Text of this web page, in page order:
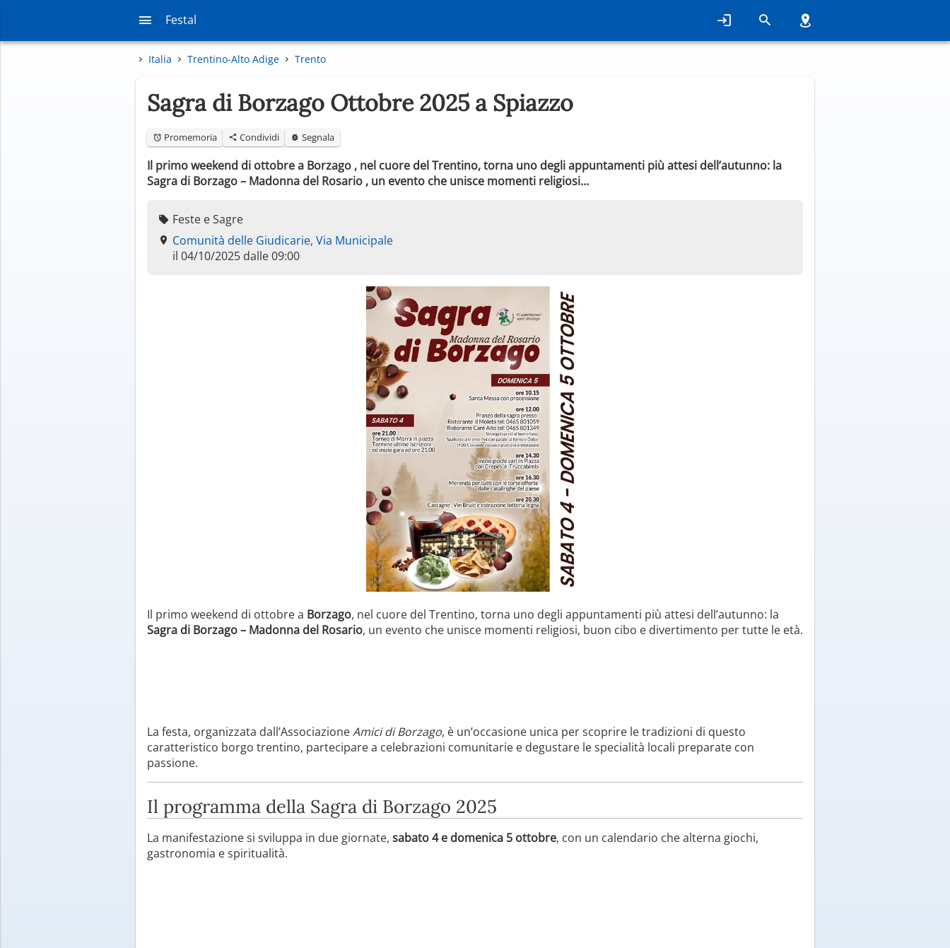
Festal
Italia Trentino-Alto Adige Trento
Sagra di Borzago Ottobre 2025 a Spiazzo
Promemoria Condividi Segnala
Il primo weekend di ottobre a Borzago , nel cuore del Trentino, torna uno degli appuntamenti più attesi dell’autunno: la
Sagra di Borzago – Madonna del Rosario , un evento che unisce momenti religiosi…
Feste e Sagre
Comunità delle Giudicarie, Via Municipale
il 04/10/2025 dalle 09:00
Il primo weekend di ottobre a Borzago, nel cuore del Trentino, torna uno degli appuntamenti più attesi dell’autunno: la
Sagra di Borzago – Madonna del Rosario, un evento che unisce momenti religiosi, buon cibo e divertimento per tutte le età.
La festa, organizzata dall’AssociazioneAmici di Borzago, è un’occasione unica per scoprire le tradizioni di questo
caratteristico borgo trentino, partecipare a celebrazioni comunitarie e degustare le specialità locali preparate con
passione.
Il programma della Sagra di Borzago 2025
La manifestazione si sviluppa in due giornate, sabato 4 e domenica 5 ottobre, con un calendario che alterna giochi,
gastronomia e spiritualità.